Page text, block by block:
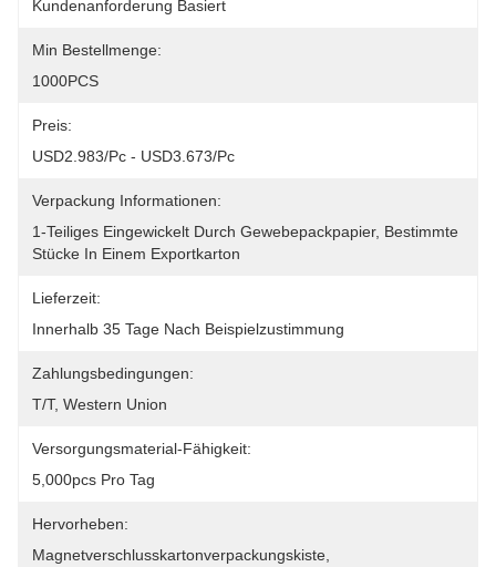
Kundenanforderung Basiert
Min Bestellmenge:
1000PCS
Preis:
USD2.983/pc - USD3.673/pc
Verpackung Informationen:
1-Teiliges Eingewickelt Durch Gewebepackpapier, Bestimmte
Stücke In Einem Exportkarton
Lieferzeit:
Innerhalb 35 Tage Nach Beispielzustimmung
Zahlungsbedingungen:
T/T, Western Union
Versorgungsmaterial-Fähigkeit:
5,000pcs Pro Tag
Hervorheben:
Magnetverschlusskartonverpackungskiste